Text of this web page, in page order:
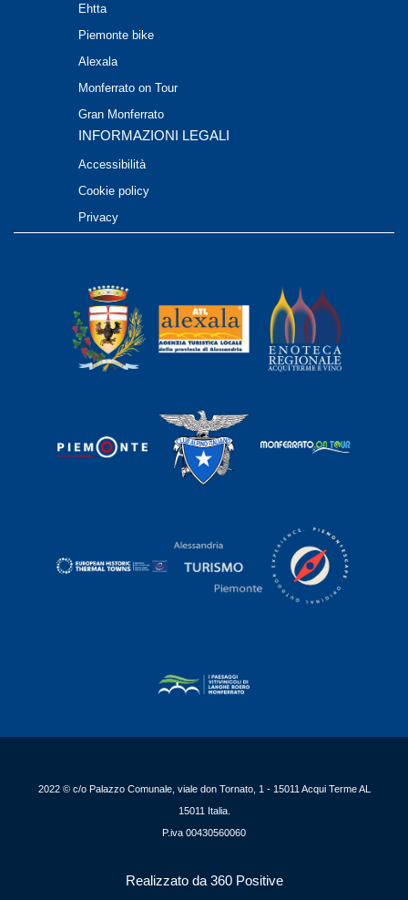
Ehtta
Piemonte bike
Alexala
Monferrato on Tour
Gran Monferrato
INFORMAZIONI LEGALI
Accessibilità
Cookie policy
Privacy
2022 © c/o Palazzo Comunale, viale don Tornato, 1 - 15011 Acqui Terme AL
15011 Italia.
P.iva 00430560060
Realizzato da 360 Positive